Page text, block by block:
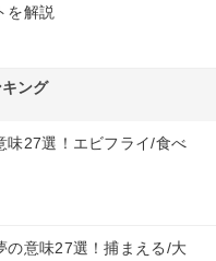
を解説
ング
味27選！エビフライ/食べ
の意味27選！捕まえる/大